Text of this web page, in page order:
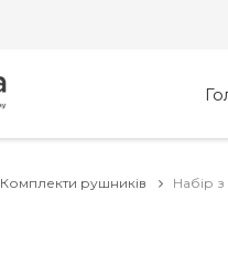
Комплекти рушників Набір